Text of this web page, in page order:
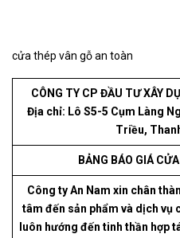
cửa thép vân gỗ an toàn
CÔNG TY CP ĐẦU TƯ XÂY
Địa chỉ: Lô S5-5 Cụm Làng
Triều,
BẢNG BÁO GIÁ
Công ty An Nam xin chân
tâm đến sản phẩm và dịch vụ
luôn hướng đến tinh thần hợp